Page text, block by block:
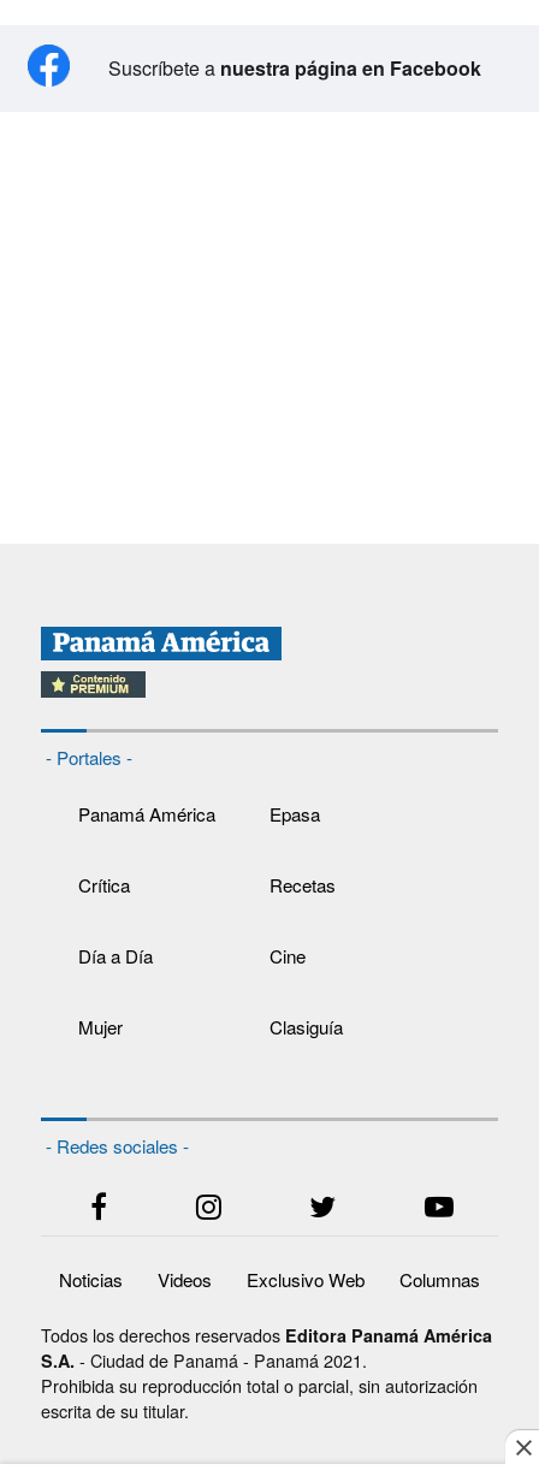
Suscríbete a nuestra página en Facebook
- Portales -
Panamá América Epasa
Crítica Recetas
Día a Día Cine
Mujer Clasiguía
- Redes sociales -
Noticias Videos Exclusivo Web Columnas
Todos los derechos reservados Editora Panamá América
S.A. - Ciudad de Panamá - Panamá 2021.
Prohibida su reproducción total o parcial, sin autorización
escrita de su titular.